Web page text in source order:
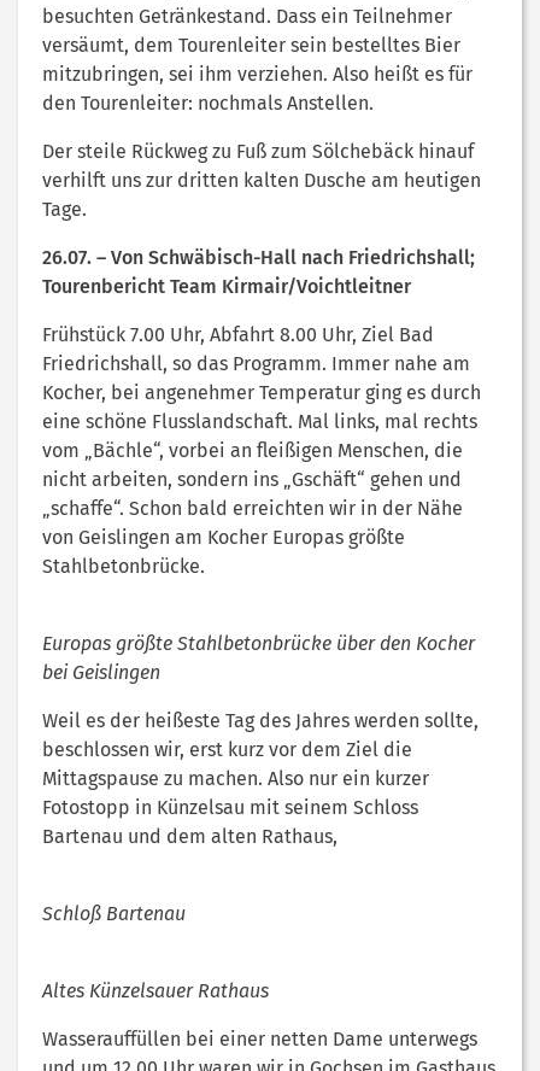
besuchten Getränkestand. Dass ein Teilnehmer
versäumt, dem Tourenleiter sein bestelltes Bier
mitzubringen, sei ihm verziehen. Also heißt es für
den Tourenleiter: nochmals Anstellen.
Der steile Rückweg zu Fuß zum Sölchebäck hinauf
verhilft uns zur dritten kalten Dusche am heutigen
Tage.
26.07. – Von Schwäbisch-Hall nach Friedrichshall;
Tourenbericht Team Kirmair/Voichtleitner
Frühstück 7.00 Uhr, Abfahrt 8.00 Uhr, Ziel Bad
Friedrichshall, so das Programm. Immer nahe am
Kocher, bei angenehmer Temperatur ging es durch
eine schöne Flusslandschaft. Mal links, mal rechts
vom „Bächle“, vorbei an fleißigen Menschen, die
nicht arbeiten, sondern ins „Gschäft“ gehen und
„schaffe“. Schon bald erreichten wir in der Nähe
von Geislingen am Kocher Europas größte
Stahlbetonbrücke.
Europas größte Stahlbetonbrücke über den Kocher
bei Geislingen
Weil es der heißeste Tag des Jahres werden sollte,
beschlossen wir, erst kurz vor dem Ziel die
Mittagspause zu machen. Also nur ein kurzer
Fotostopp in Künzelsau mit seinem Schloss
Bartenau und dem alten Rathaus,
Schloß Bartenau
Altes Künzelsauer Rathaus
Wasserauffüllen bei einer netten Dame unterwegs